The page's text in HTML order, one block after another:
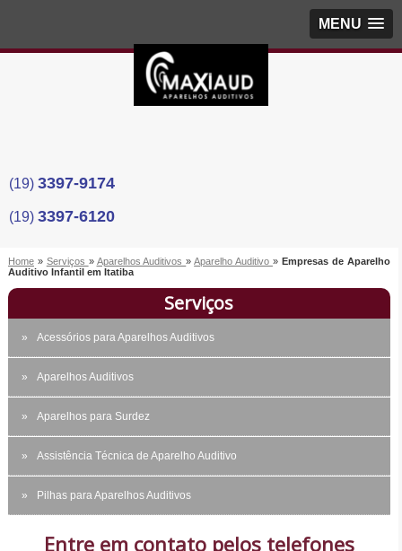
MENU
(19) 3397-9174
(19) 3397-6120
Home » Serviços » Aparelhos Auditivos»Aparelho Auditivo » Empresas de Aparelho
Auditivo Infantil em Itatiba
Serviços
Acessórios para Aparelhos Auditivos
Aparelhos Auditivos
Aparelhos para Surdez
Assistência Técnica de Aparelho Auditivo
Pilhas para Aparelhos Auditivos
Entre em contato pelos telefones